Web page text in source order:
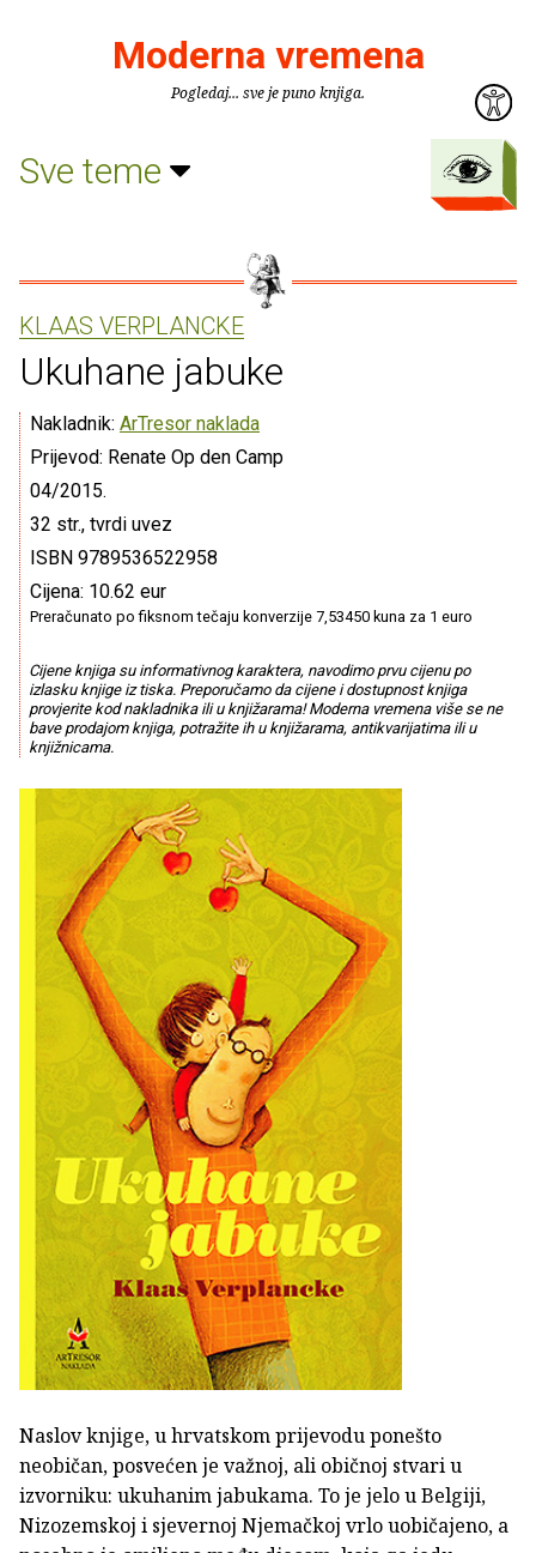
Moderna vremena
Pogledaj... sve je puno knjiga.
Sve teme
KLAAS VERPLANCKE
Ukuhane jabuke
Nakladnik: ArTresor naklada
Prijevod: Renate Op den Camp
04/2015.
32 str., tvrdi uvez
ISBN 9789536522958
Cijena: 10.62 eur
Preračunato po fiksnom tečaju konverzije 7,53450 kuna za 1 euro
Cijene knjiga su informativnog karaktera, navodimo prvu cijenu po
izlasku knjige iz tiska. Preporučamo da cijene i dostupnost knjiga
provjerite kod nakladnika ili u knjižarama! Moderna vremena više se ne
bave prodajom knjiga, potražite ih u knjižarama, antikvarijatima ili u
knjižnicama.
Naslov knjige, u hrvatskom prijevodu ponešto
neobičan, posvećen je važnoj, ali običnoj stvari u
izvorniku: ukuhanim jabukama. To je jelo u Belgiji,
Nizozemskoj i sjevernoj Njemačkoj vrlo uobičajeno, a